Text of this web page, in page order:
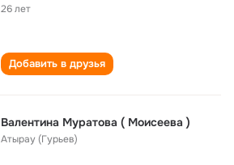
26 лет
Добавить в друзья
Валентина Муратова ( Моисеева )
Атырау (Гурьев)